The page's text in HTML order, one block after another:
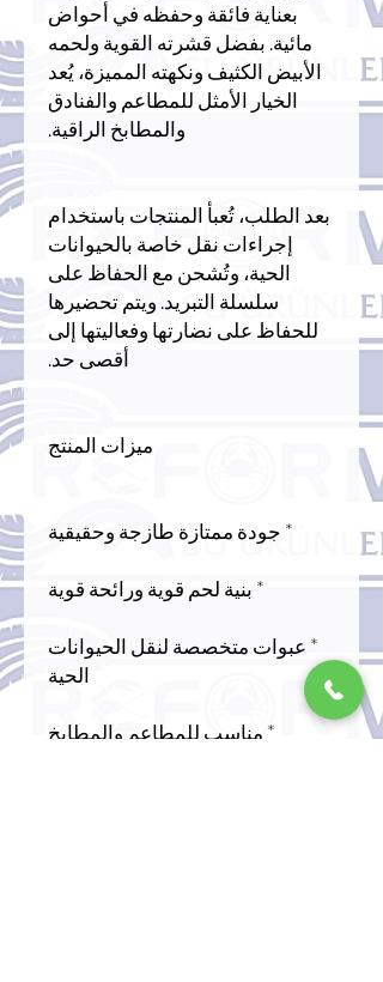
بعناية فائقة وحفظه في أحواض
مائية. بفضل قشرته القوية ولحمه
الأبيض الكثيف ونكهته المميزة، يُعد
الخيار الأمثل للمطاعم والفنادق
والمطابخ الراقية.
بعد الطلب، تُعبأ المنتجات باستخدام
إجراءات نقل خاصة بالحيوانات
الحية، وتُشحن مع الحفاظ على
سلسلة التبريد. ويتم تحضيرها
للحفاظ على نضارتها وفعاليتها إلى
أقصى حد.
ميزات المنتج
* جودة ممتازة طازجة وحقيقية
* بنية لحم قوية ورائحة قوية
* عبوات متخصصة لنقل الحيوانات
الحية
* مناسب للمطاعم والمطابخ